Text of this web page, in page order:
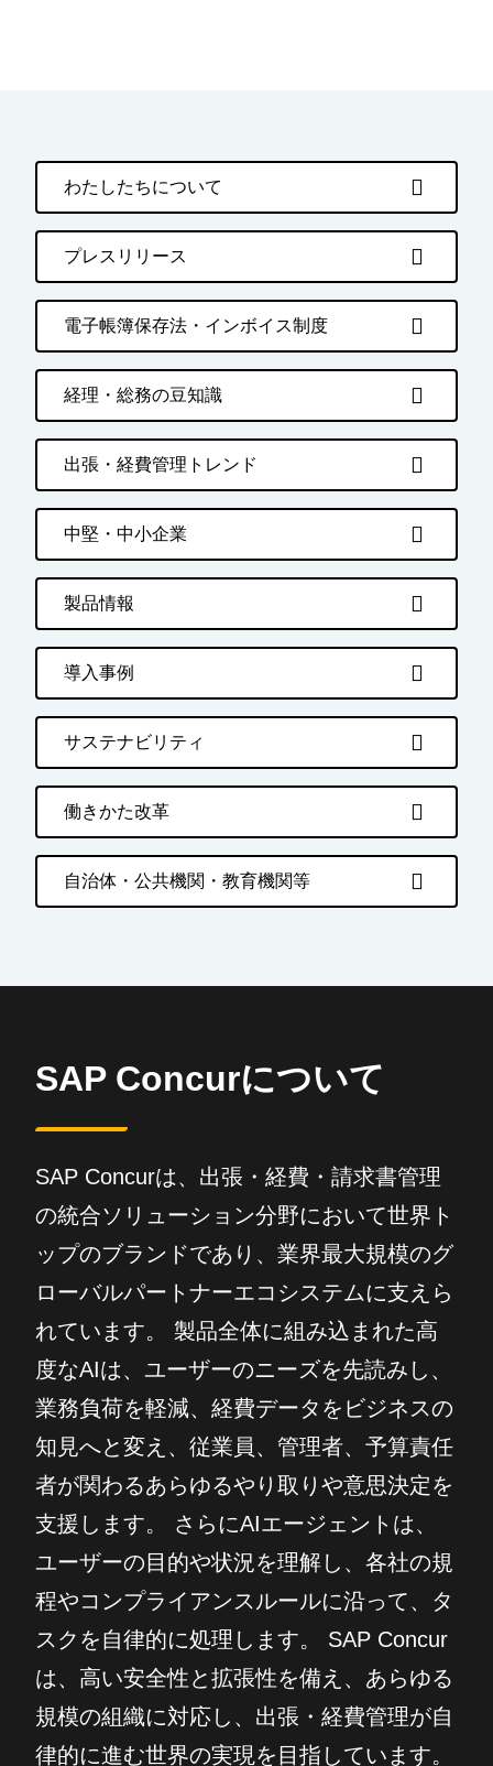
わたしたちについて
プレスリリース
電子帳簿保存法・インボイス制度
経理・総務の豆知識
出張・経費管理トレンド
中堅・中小企業
製品情報
導入事例
サステナビリティ
働きかた改革
自治体・公共機関・教育機関等
SAP Concurについて
SAP Concurは、出張・経費・請求書管理
の統合ソリューション分野において世界ト
ップのブランドであり、業界最大規模のグ
ローバルパートナーエコシステムに支えら
れています。 製品全体に組み込まれた高
度なAIは、ユーザーのニーズを先読みし、
業務負荷を軽減、経費データをビジネスの
知見へと変え、従業員、管理者、予算責任
者が関わるあらゆるやり取りや意思決定を
支援します。 さらにAIエージェントは、
ユーザーの目的や状況を理解し、各社の規
程やコンプライアンスルールに沿って、タ
スクを自律的に処理します。 SAP Concur
は、高い安全性と拡張性を備え、あらゆる
規模の組織に対応し、出張・経費管理が自
律的に進む世界の実現を目指しています。